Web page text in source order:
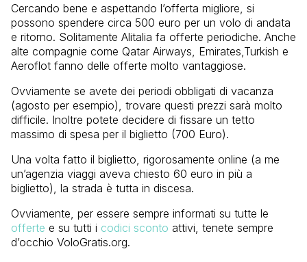
Cercando bene e aspettando l’offerta migliore, si
possono spendere circa 500 euro per un volo di andata
e ritorno. Solitamente Alitalia fa offerte periodiche. Anche
alte compagnie come Qatar Airways, Emirates,Turkish e
Aeroflot fanno delle offerte molto vantaggiose.
Ovviamente se avete dei periodi obbligati di vacanza
(agosto per esempio), trovare questi prezzi sarà molto
difficile. Inoltre potete decidere di fissare un tetto
massimo di spesa per il biglietto (700 Euro).
Una volta fatto il biglietto, rigorosamente online (a me
un’agenzia viaggi aveva chiesto 60 euro in più a
biglietto), la strada è tutta in discesa.
Ovviamente, per essere sempre informati su tutte le
offerte e su tutti i codici sconto attivi, tenete sempre
d’occhio VoloGratis.org.